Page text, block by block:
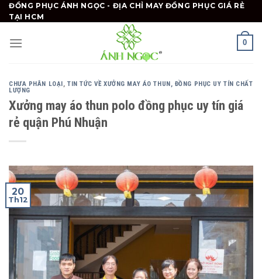
Skip
to
ĐỒNG PHỤC ÁNH NGỌC - ĐỊA CHỈ MAY ĐỒNG PHỤC GIÁ RẺ
TẠI HCM
0
CHƯA PHÂN LOẠI, TIN TỨC VỀ XƯỞNG MAY ÁO THUN, ĐỒNG PHỤC UY TÍN CHẤT
LƯỢNG
Xưởng may áo thun polo đồng phục uy tín giá
rẻ quận Phú Nhuận
20
Th12